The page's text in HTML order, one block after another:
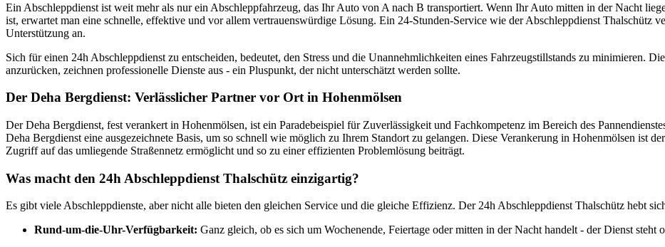
Ein Abschleppdienst ist weit mehr als nur ein Abschleppfahrzeug, das Ihr Auto von A nach B transportiert. Wenn Ihr Auto mitten in der Nacht
ist, erwartet man eine schnelle, effektive und vor allem vertrauenswürdige Lösung. Ein 24-Stunden-Service wie der Abschleppdienst Thalschütz
Unterstützung an.
Sich für einen 24h Abschleppdienst zu entscheiden, bedeutet, den Stress und die Unannehmlichkeiten eines Fahrzeugstillstands zu minimieren.
anzurücken, zeichnen professionelle Dienste aus - ein Pluspunkt, der nicht unterschätzt werden sollte.
Der Deha Bergdienst: Verlässlicher Partner vor Ort in Hohenmölsen
Der Deha Bergdienst, fest verankert in Hohenmölsen, ist ein Paradebeispiel für Zuverlässigkeit und Fachkompetenz im Bereich des
Deha Bergdienst eine ausgezeichnete Basis, um so schnell wie möglich zu Ihrem Standort zu gelangen. Diese Verankerung in Hohenmölsen ist
Zugriff auf das umliegende Straßennetz ermöglicht und so zu einer effizienten Problemlösung beiträgt.
Was macht den 24h Abschleppdienst Thalschütz einzigartig?
Es gibt viele Abschleppdienste, aber nicht alle bieten den gleichen Service und die gleiche Effizienz. Der 24h Abschleppdienst Thalschütz hebt
Rund-um-die-Uhr-Verfügbarkeit: Ganz gleich, ob es sich um Wochenende, Feiertage oder mitten in der Nacht handelt - der Dienst steht